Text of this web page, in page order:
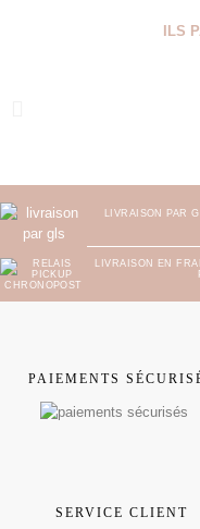
ILS
LIVRAISON PAR
LIVRAISON EN
PAIEMENTS
SERVICE CLIENT